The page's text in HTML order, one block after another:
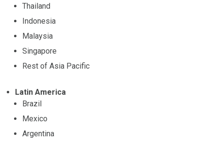
Thailand
Indonesia
Malaysia
Singapore
Rest of Asia Pacific
Latin America
Brazil
Mexico
Argentina